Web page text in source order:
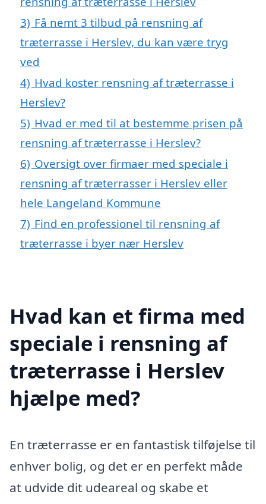
3) Få nemt 3 tilbud på rensning af
træterrasse i Herslev, du kan være tryg
ved
4) Hvad koster rensning af træterrasse i
Herslev?
5) Hvad er med til at bestemme prisen på
rensning af træterrasse i Herslev?
6) Oversigt over firmaer med speciale i
rensning af træterrasser i Herslev eller
hele Langeland Kommune
7) Find en professionel til rensning af
træterrasse i byer nær Herslev
Hvad kan et firma med
speciale i rensning af
træterrasse i Herslev
hjælpe med?
En træterrasse er en fantastisk tilføjelse til
enhver bolig, og det er en perfekt måde
at udvide dit udeareal og skabe et